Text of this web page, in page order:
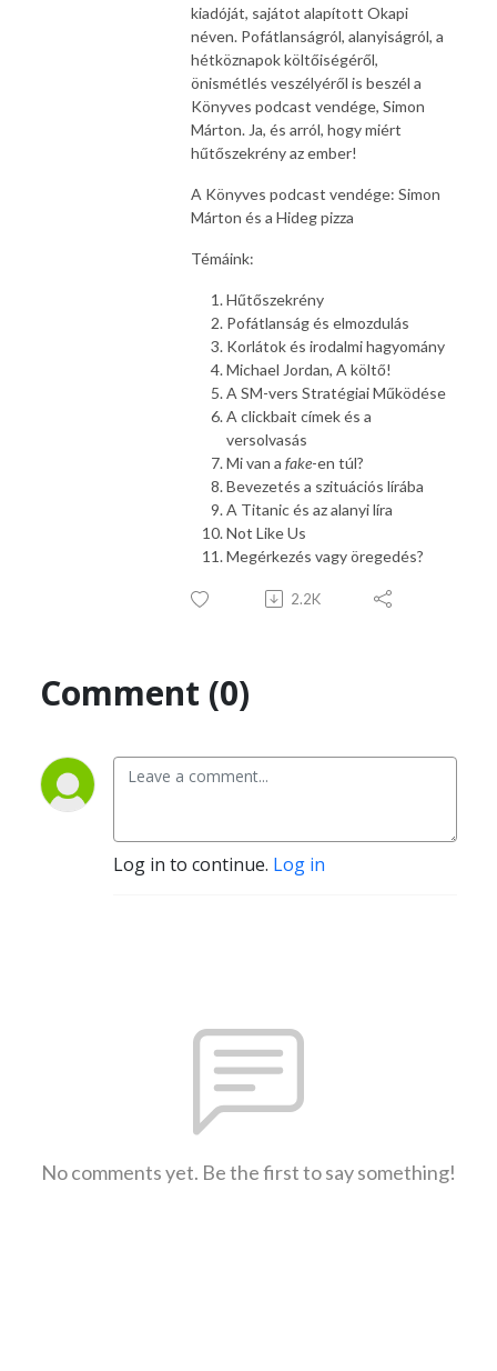
kiadóját, sajátot alapított Okapi
néven. Pofátlanságról, alanyiságról, a
hétköznapok költőiségéről,
önismétlés veszélyéről is beszél a
Könyves podcast vendége, Simon
Márton. Ja, és arról, hogy miért
hűtőszekrény az ember!
A Könyves podcast vendége: Simon
Márton és a Hideg pizza
Témáink:
Hűtőszekrény
Pofátlanság és elmozdulás
Korlátok és irodalmi hagyomány
Michael Jordan, A költő!
A SM-vers Stratégiai Működése
A clickbait címek és a
versolvasás
Mi van a fake-en túl?
Bevezetés a szituációs lírába
A Titanic és az alanyi líra
Not Like Us
Megérkezés vagy öregedés?
2.2K
Comment (0)
Log in to continue. Log in
No comments yet. Be the first to say something!